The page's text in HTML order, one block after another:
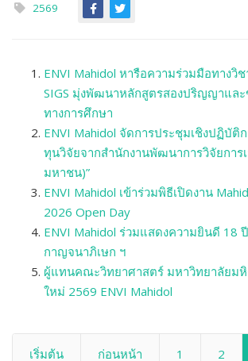
2569
ENVI Mahidol หารือความร่วมมือทางวิ
SIGS มุ่งพัฒนาหลักสูตรสองปริญญาและ
ทางการศึกษา
ENVI Mahidol จัดการประชุมเชิงปฏิบัติ
ทุนวิจัยจากสำนักงานพัฒนาการวิจัยการ
มหาชน)”
ENVI Mahidol เข้าร่วมพิธีเปิดงาน
2026 Open Day
ENVI Mahidol ร่วมแสดงความยินดี 18
กาญจนาภิเษก ฯ
ผู้แทนคณะวิทยาศาสตร์ มหาวิทยาลัยม
ใหม่ 2569 ENVI Mahidol
เริ่มต้น ก่อนหน้า 1 2